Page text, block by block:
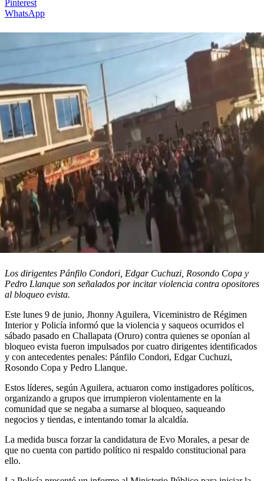
Pinterest
WhatsApp
Los dirigentes Pánfilo Condori, Edgar Cuchuzi, Rosondo Copa y
Pedro Llanque son señalados por incitar violencia contra opositores
al bloqueo evista.
Este lunes 9 de junio, Jhonny Aguilera, Viceministro de Régimen
Interior y Policía informó que la violencia y saqueos ocurridos el
sábado pasado en Challapata (Oruro) contra quienes se oponían al
bloqueo evista fueron impulsados por cuatro dirigentes identificados
y con antecedentes penales: Pánfilo Condori, Edgar Cuchuzi,
Rosondo Copa y Pedro Llanque.
Estos líderes, según Aguilera, actuaron como instigadores políticos,
organizando a grupos que irrumpieron violentamente en la
comunidad que se negaba a sumarse al bloqueo, saqueando
negocios y tiendas, e intentando tomar la alcaldía.
La medida busca forzar la candidatura de Evo Morales, a pesar de
que no cuenta con partido político ni respaldo constitucional para
ello.